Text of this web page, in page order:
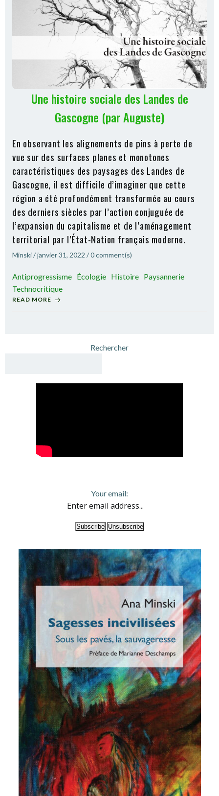
Une histoire sociale des Landes de
Gascogne (par Auguste)
En observant les alignements de pins à perte de
vue sur des surfaces planes et monotones
caractéristiques des paysages des Landes de
Gascogne, il est difficile d’imaginer que cette
région a été profondément transformée au cours
des derniers siècles par l’action conjuguée de
l’expansion du capitalisme et de l’aménagement
territorial par l’État-Nation français moderne.
Minski/janvier 31, 2022 /0comment(s)
Antiprogressisme Écologie Histoire Paysannerie
Technocritique
READ MORE
Rechercher
Your email: